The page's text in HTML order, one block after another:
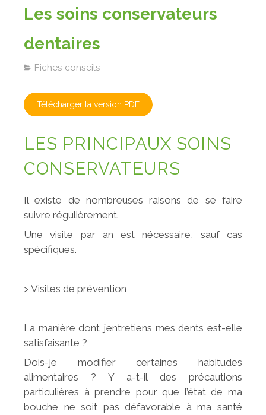
Les soins conservateurs
dentaires
Fiches conseils
Télécharger la version PDF
LES PRINCIPAUX SOINS
CONSERVATEURS
Il existe de nombreuses raisons de se faire
suivre régulièrement.
Une visite par an est nécessaire, sauf cas
spécifiques.
> Visites de prévention
La manière dont j’entretiens mes dents est-elle
satisfaisante ?
Dois-je modifier certaines habitudes
alimentaires ? Y a-t-il des précautions
particulières à prendre pour que l’état de ma
bouche ne soit pas défavorable à ma santé